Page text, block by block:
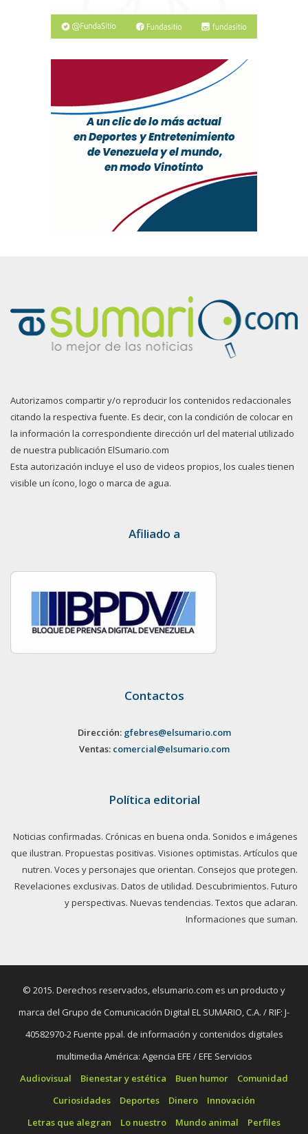
Autorizamos compartir y/o reproducir los contenidos redaccionales
citando la respectiva fuente. Es decir, con la condición de colocar en
la información la correspondiente dirección url del material utilizado
de nuestra publicación ElSumario.com
Esta autorización incluye el uso de videos propios, los cuales tienen
visible un ícono, logo o marca de agua.
Afiliado a
Contactos
Dirección: gfebres@elsumario.com
Ventas: comercial@elsumario.com
Política editorial
Noticias confirmadas. Crónicas en buena onda. Sonidos e imágenes
que ilustran. Propuestas positivas. Visiones optimistas. Artículos que
nutren. Voces y personajes que orientan. Consejos que protegen.
Revelaciones exclusivas. Datos de utilidad. Descubrimientos. Futuro
y perspectivas. Nuevas tendencias. Textos que aclaran.
Informaciones que suman.
© 2015. Derechos reservados, elsumario.com es un producto y
marca del Grupo de Comunicación Digital EL SUMARIO, C.A. / RIF: J-
40582970-2 Fuente ppal. de información y contenidos digitales
multimedia América: Agencia EFE / EFE Servicios
Audiovisual
Bienestar y estética Buen humor
Comunidad
Curiosidades
Deportes Dinero
Innovación
Letras que alegran
Lo nuestro Mundo animal Perfiles